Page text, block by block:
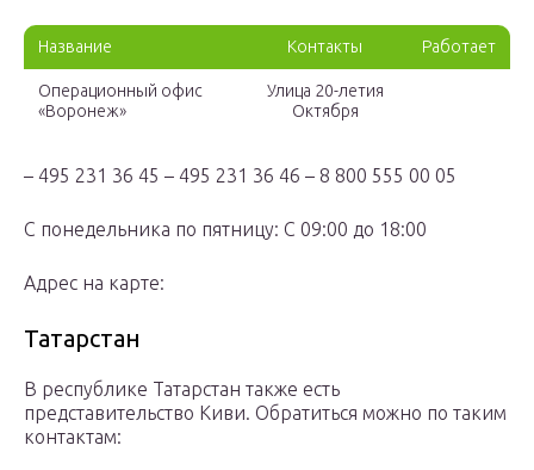
Название Контакты Работает
Операционный офис
«Воронеж»
Улица 20-летия
Октября
– 495 231 36 45 – 495 231 36 46 – 8 800 555 00 05
С понедельника по пятницу: С 09:00 до 18:00
Адрес на карте:
Татарстан
В республике Татарстан также есть
представительство Киви. Обратиться можно по таким
контактам: